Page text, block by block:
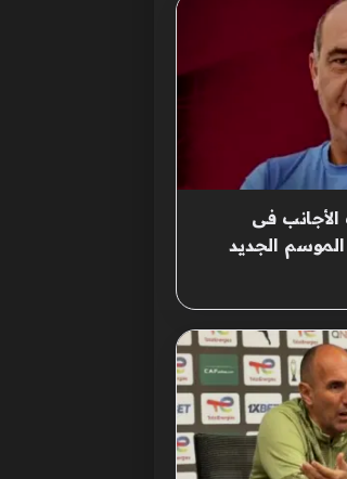
فى
الجديد